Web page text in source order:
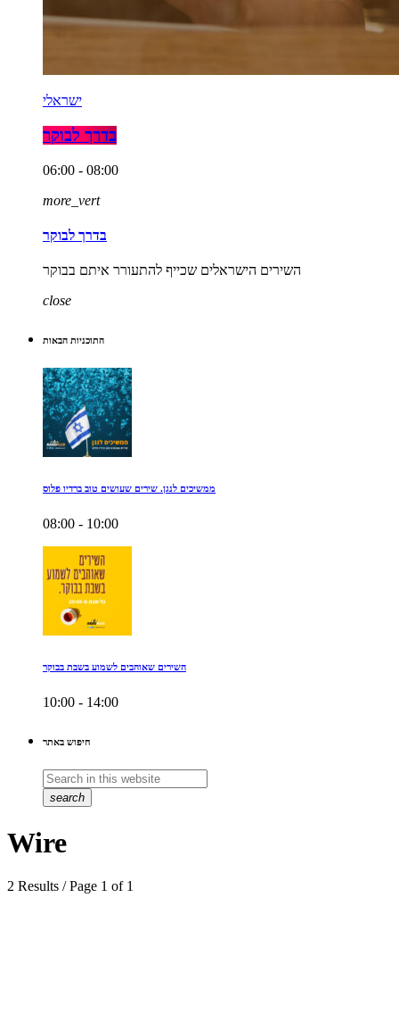
ישראלי
בדרך לבוקר
06:00 - 08:00
more_vert
בדרך לבוקר
השירים הישראלים שכייף להתעורר איתם בבוקר
close
התוכניות הבאות
ממשיכים לנגן. שירים שעושים טוב ברדיו פלוס
08:00 - 10:00
השירים שאוהבים לשמוע בשבת בבוקר
10:00 - 14:00
חיפוש באתר
search
Wire
2 Results / Page 1 of 1